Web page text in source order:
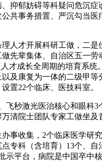
抑郁妨碍等科疑问危沉
共事务措置、严沉勾当
才开展科研工做，二是
先辈集体、自治区五一
才成长全周期的培育系
及康复为一体的二级甲
置22个临床、医技科室。
秒激光医治核心和眼科3
清院士团队专家工做坐
收集，2个临床医学研
专科（含培育）13个、
平台，病院是中国卒中